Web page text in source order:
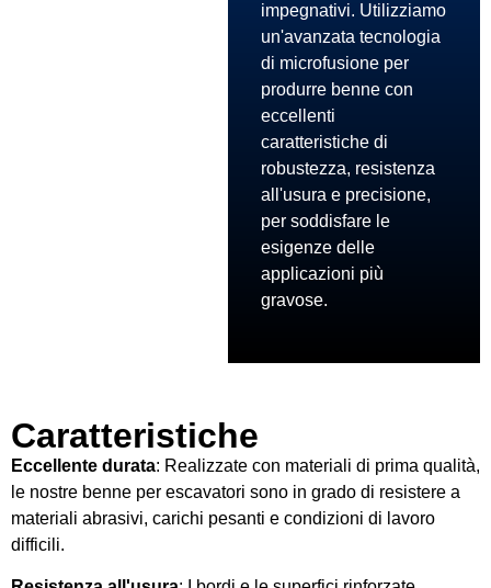
impegnativi. Utilizziamo
un'avanzata tecnologia
di microfusione per
produrre benne con
eccellenti
caratteristiche di
robustezza, resistenza
all'usura e precisione,
per soddisfare le
esigenze delle
applicazioni più
gravose.
Caratteristiche
Eccellente durata: Realizzate con materiali di prima qualità,
le nostre benne per escavatori sono in grado di resistere a
materiali abrasivi, carichi pesanti e condizioni di lavoro
difficili.